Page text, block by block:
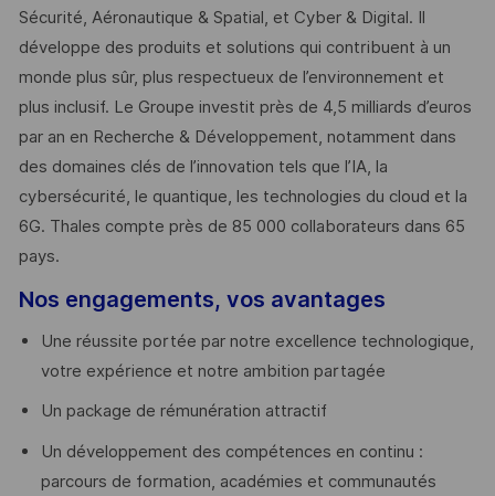
Sécurité, Aéronautique & Spatial, et Cyber & Digital. Il
développe des produits et solutions qui contribuent à un
monde plus sûr, plus respectueux de l’environnement et
plus inclusif. Le Groupe investit près de 4,5 milliards d’euros
par an en Recherche & Développement, notamment dans
des domaines clés de l’innovation tels que l’IA, la
cybersécurité, le quantique, les technologies du cloud et la
6G. Thales compte près de 85 000 collaborateurs dans 65
pays. ​
Nos engagements, vos avantages
Une réussite portée par notre excellence technologique,
votre expérience et notre ambition partagée
Un package de rémunération attractif
Un développement des compétences en continu :
parcours de formation, académies et communautés